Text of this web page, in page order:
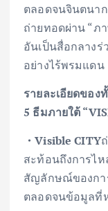
ตลอดจนจินตนา
ถ่ายทอดผ่าน “ภ
อันเป็นสื่อกลาง
อย่างไร้พรมแดน
รายละเอียดของ
5 ธีมภายใต้
・Visible CITY
สะท้อนถึงการไห
สัญลักษณ์ของกา
ตลอดจนข้อมูลที่